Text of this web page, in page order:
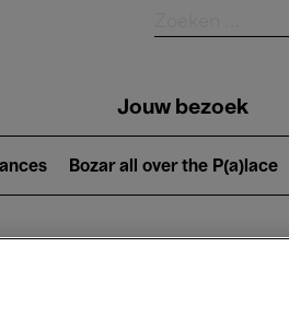
Jouw bezoek
Bozar all over the P(a)lace